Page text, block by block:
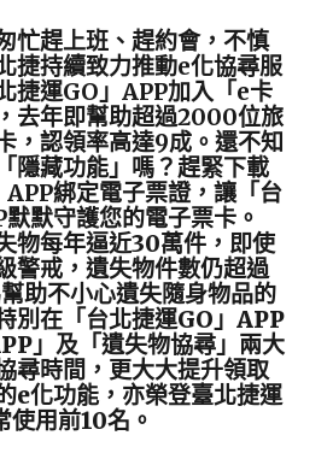
忙趕上班、趕約會，不慎
捷持續致力推動e化協尋服
捷運GO」APP加入「e卡
去年即幫助超過2000位旅
，認領率高達9成。還不知
隱藏功能」嗎？趕緊下載
APP綁定電子票證，讓「台
默守護您的電子票卡。
物每年逼近30萬件，即使
警戒，遺失物件數仍超過
助不小心遺失隨身物品的
別在「台北捷運GO」APP
」及「遺失物協尋」兩大
尋時間，更大大提升領取
e化功能，亦榮登臺北捷運
用前10名。